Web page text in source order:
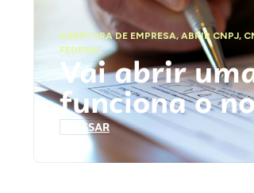
ABERTURA DE EMPRESA,ABRIR CNPJ,
FEDERAL
Vai abrir
funciona o
ACESSAR